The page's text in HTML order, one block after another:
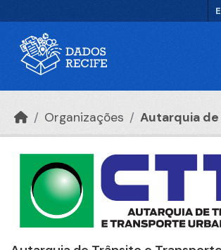
Organizações Autarquia de